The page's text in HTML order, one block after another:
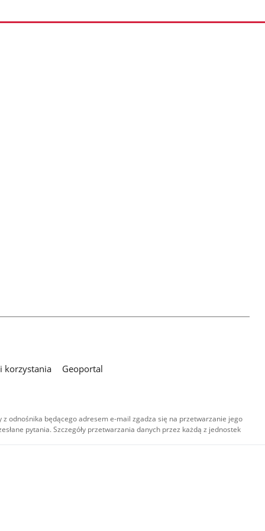
korzystania
Geoportal
odnośnika będącego adresem e-mail zgadza się na przetwarzanie jego
pytania. Szczegóły przetwarzania danych przez każdą z jednostek